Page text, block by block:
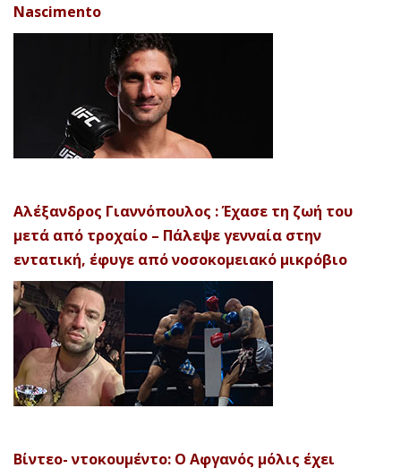
Nascimento
Αλέξανδρος Γιαννόπουλος : Έχασε τη ζωή του
μετά από τροχαίο – Πάλεψε γενναία στην
εντατική, έφυγε από νοσοκομειακό μικρόβιο
Βίντεο- ντοκουμέντο: Ο Αφγανός μόλις έχει